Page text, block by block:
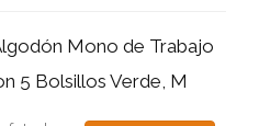
Mono de Trabajo
5 Bolsillos Verde, M